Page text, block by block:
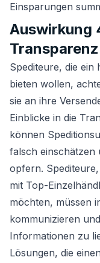
Einsparungen
Auswirkung
Transparenz
Spediteure, die ein
bieten wollen,
sie an ihre
Einblicke in die
können
falsch einschätzen
opfern.
mit Top-
möchten, müssen
kommunizieren
Informationen zu
Lösungen, die